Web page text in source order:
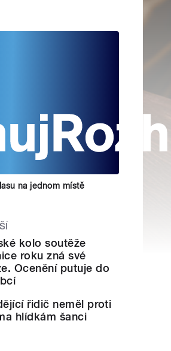
na jednom místě
kolo soutěže
roku zná své
Ocenění putuje do
řidič neměl proti
hlídkám šanci